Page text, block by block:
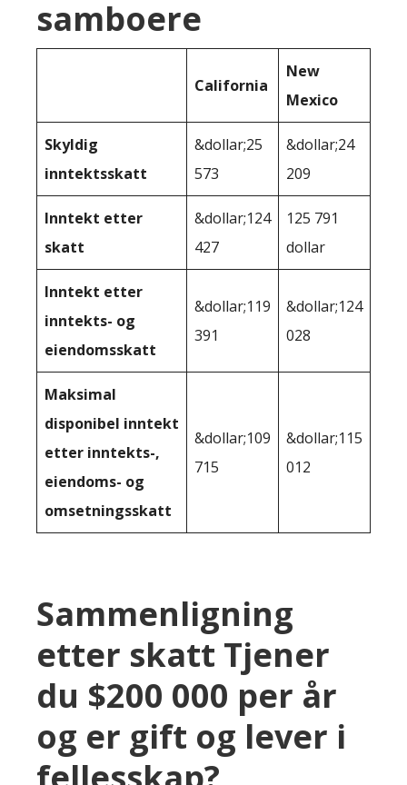
samboere
California
New
Mexico
Skyldig
inntektsskatt
&dollar;25
573
&dollar;24
209
Inntekt etter
skatt
&dollar;124
427
125 791
dollar
Inntekt etter
inntekts- og
eiendomsskatt
&dollar;119
391
&dollar;124
028
Maksimal
disponibel inntekt
etter inntekts-,
eiendoms- og
omsetningsskatt
&dollar;109
715
&dollar;115
012
Sammenligning
etter skatt Tjener
du $200 000 per år
og er gift og lever i